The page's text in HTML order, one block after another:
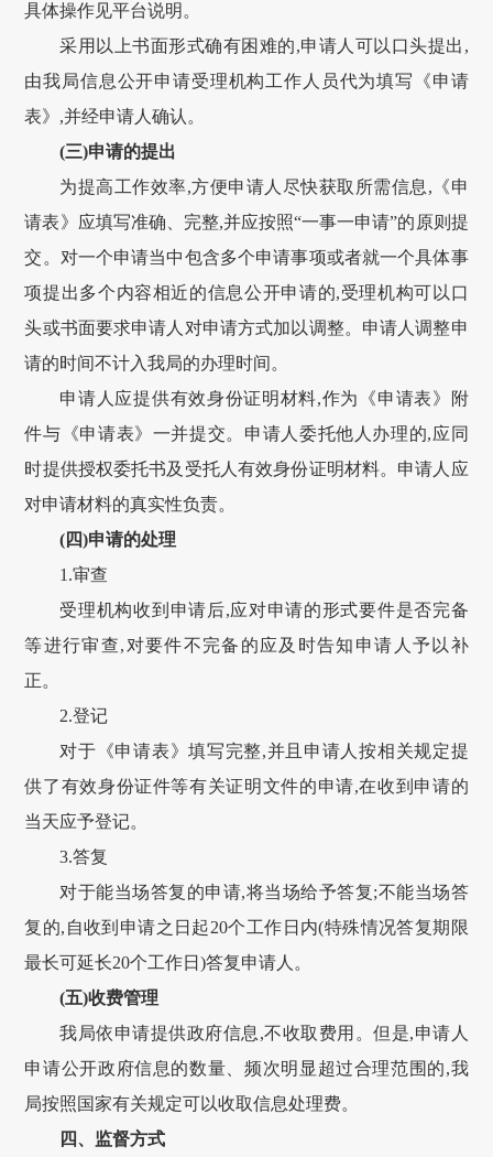
具体操作见平台说明。
采用以上书面形式确有困难的,申请人可以口头提出,
由我局信息公开申请受理机构工作人员代为填写《申请
表》,并经申请人确认。
(三)申请的提出
为提高工作效率,方便申请人尽快获取所需信息,《申
请表》应填写准确、完整,并应按照“一事一申请”的原则提
交。对一个申请当中包含多个申请事项或者就一个具体事
项提出多个内容相近的信息公开申请的,受理机构可以口
头或书面要求申请人对申请方式加以调整。申请人调整申
请的时间不计入我局的办理时间。
申请人应提供有效身份证明材料,作为《申请表》附
件与《申请表》一并提交。申请人委托他人办理的,应同
时提供授权委托书及受托人有效身份证明材料。申请人应
对申请材料的真实性负责。
(四)申请的处理
1.审查
受理机构收到申请后,应对申请的形式要件是否完备
等进行审查,对要件不完备的应及时告知申请人予以补
正。
2.登记
对于《申请表》填写完整,并且申请人按相关规定提
供了有效身份证件等有关证明文件的申请,在收到申请的
当天应予登记。
3.答复
对于能当场答复的申请,将当场给予答复;不能当场答
复的,自收到申请之日起20个工作日内(特殊情况答复期限
最长可延长20个工作日)答复申请人。
(五)收费管理
我局依申请提供政府信息,不收取费用。但是,申请人
申请公开政府信息的数量、频次明显超过合理范围的,我
局按照国家有关规定可以收取信息处理费。
四、监督方式